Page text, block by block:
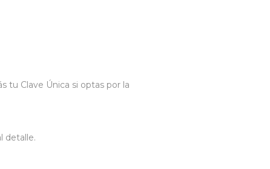
tu Clave Única si optas por la
detalle​.